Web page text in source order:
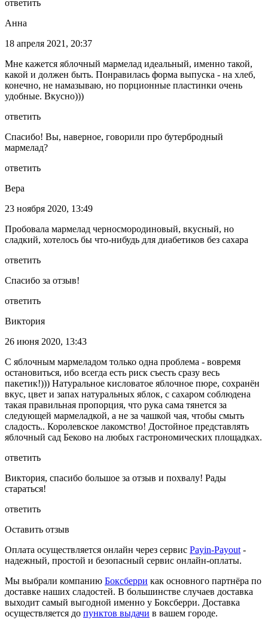
ответить
Анна
18 апреля 2021, 20:37
Мне кажется яблочный мармелад идеальный, именно такой,
какой и должен быть. Понравилась форма выпуска - на хлеб,
конечно, не намазываю, но порционные пластинки очень
удобные. Вкусно)))
ответить
Спасибо! Вы, наверное, говорили про бутербродный
мармелад?
ответить
Вера
23 ноября 2020, 13:49
Пробовала мармелад черносмородиновый, вкусный, но
сладкий, хотелось бы что-нибудь для диабетиков без сахара
ответить
Спасибо за отзыв!
ответить
Виктория
26 июня 2020, 13:43
С яблочным мармеладом только одна проблема - вовремя
остановиться, ибо всегда есть риск съесть сразу весь
пакетик!))) Натуральное кисловатое яблочное пюре, сохранён
вкус, цвет и запах натуральных яблок, с сахаром соблюдена
такая правильная пропорция, что рука сама тянется за
следующей мармеладкой, а не за чашкой чая, чтобы смыть
сладость.. Королевское лакомство! Достойное представлять
яблочный сад Беково на любых гастрономических площадках.
ответить
Виктория, спасибо большое за отзыв и похвалу! Рады
стараться!
ответить
Оставить отзыв
Оплата осуществляется онлайн через сервис Payin-Payout -
надежный, простой и безопасный сервис онлайн-оплаты.
Мы выбрали компанию Боксберри как основного партнёра по
доставке наших сладостей. В большинстве случаев доставка
выходит самый выгодной именно у Боксберри. Доставка
осуществляется до пунктов выдачи в вашем городе.